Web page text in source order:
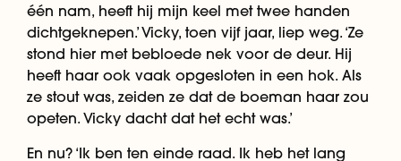
één nam, heeft hij mijn keel met twee handen
dichtgeknepen.’ Vicky, toen vijf jaar, liep weg. ‘Ze
stond hier met bebloede nek voor de deur. Hij
heeft haar ook vaak opgesloten in een hok. Als
ze stout was, zeiden ze dat de boeman haar zou
opeten. Vicky dacht dat het echt was.’
En nu? ‘Ik ben ten einde raad. Ik heb het lang